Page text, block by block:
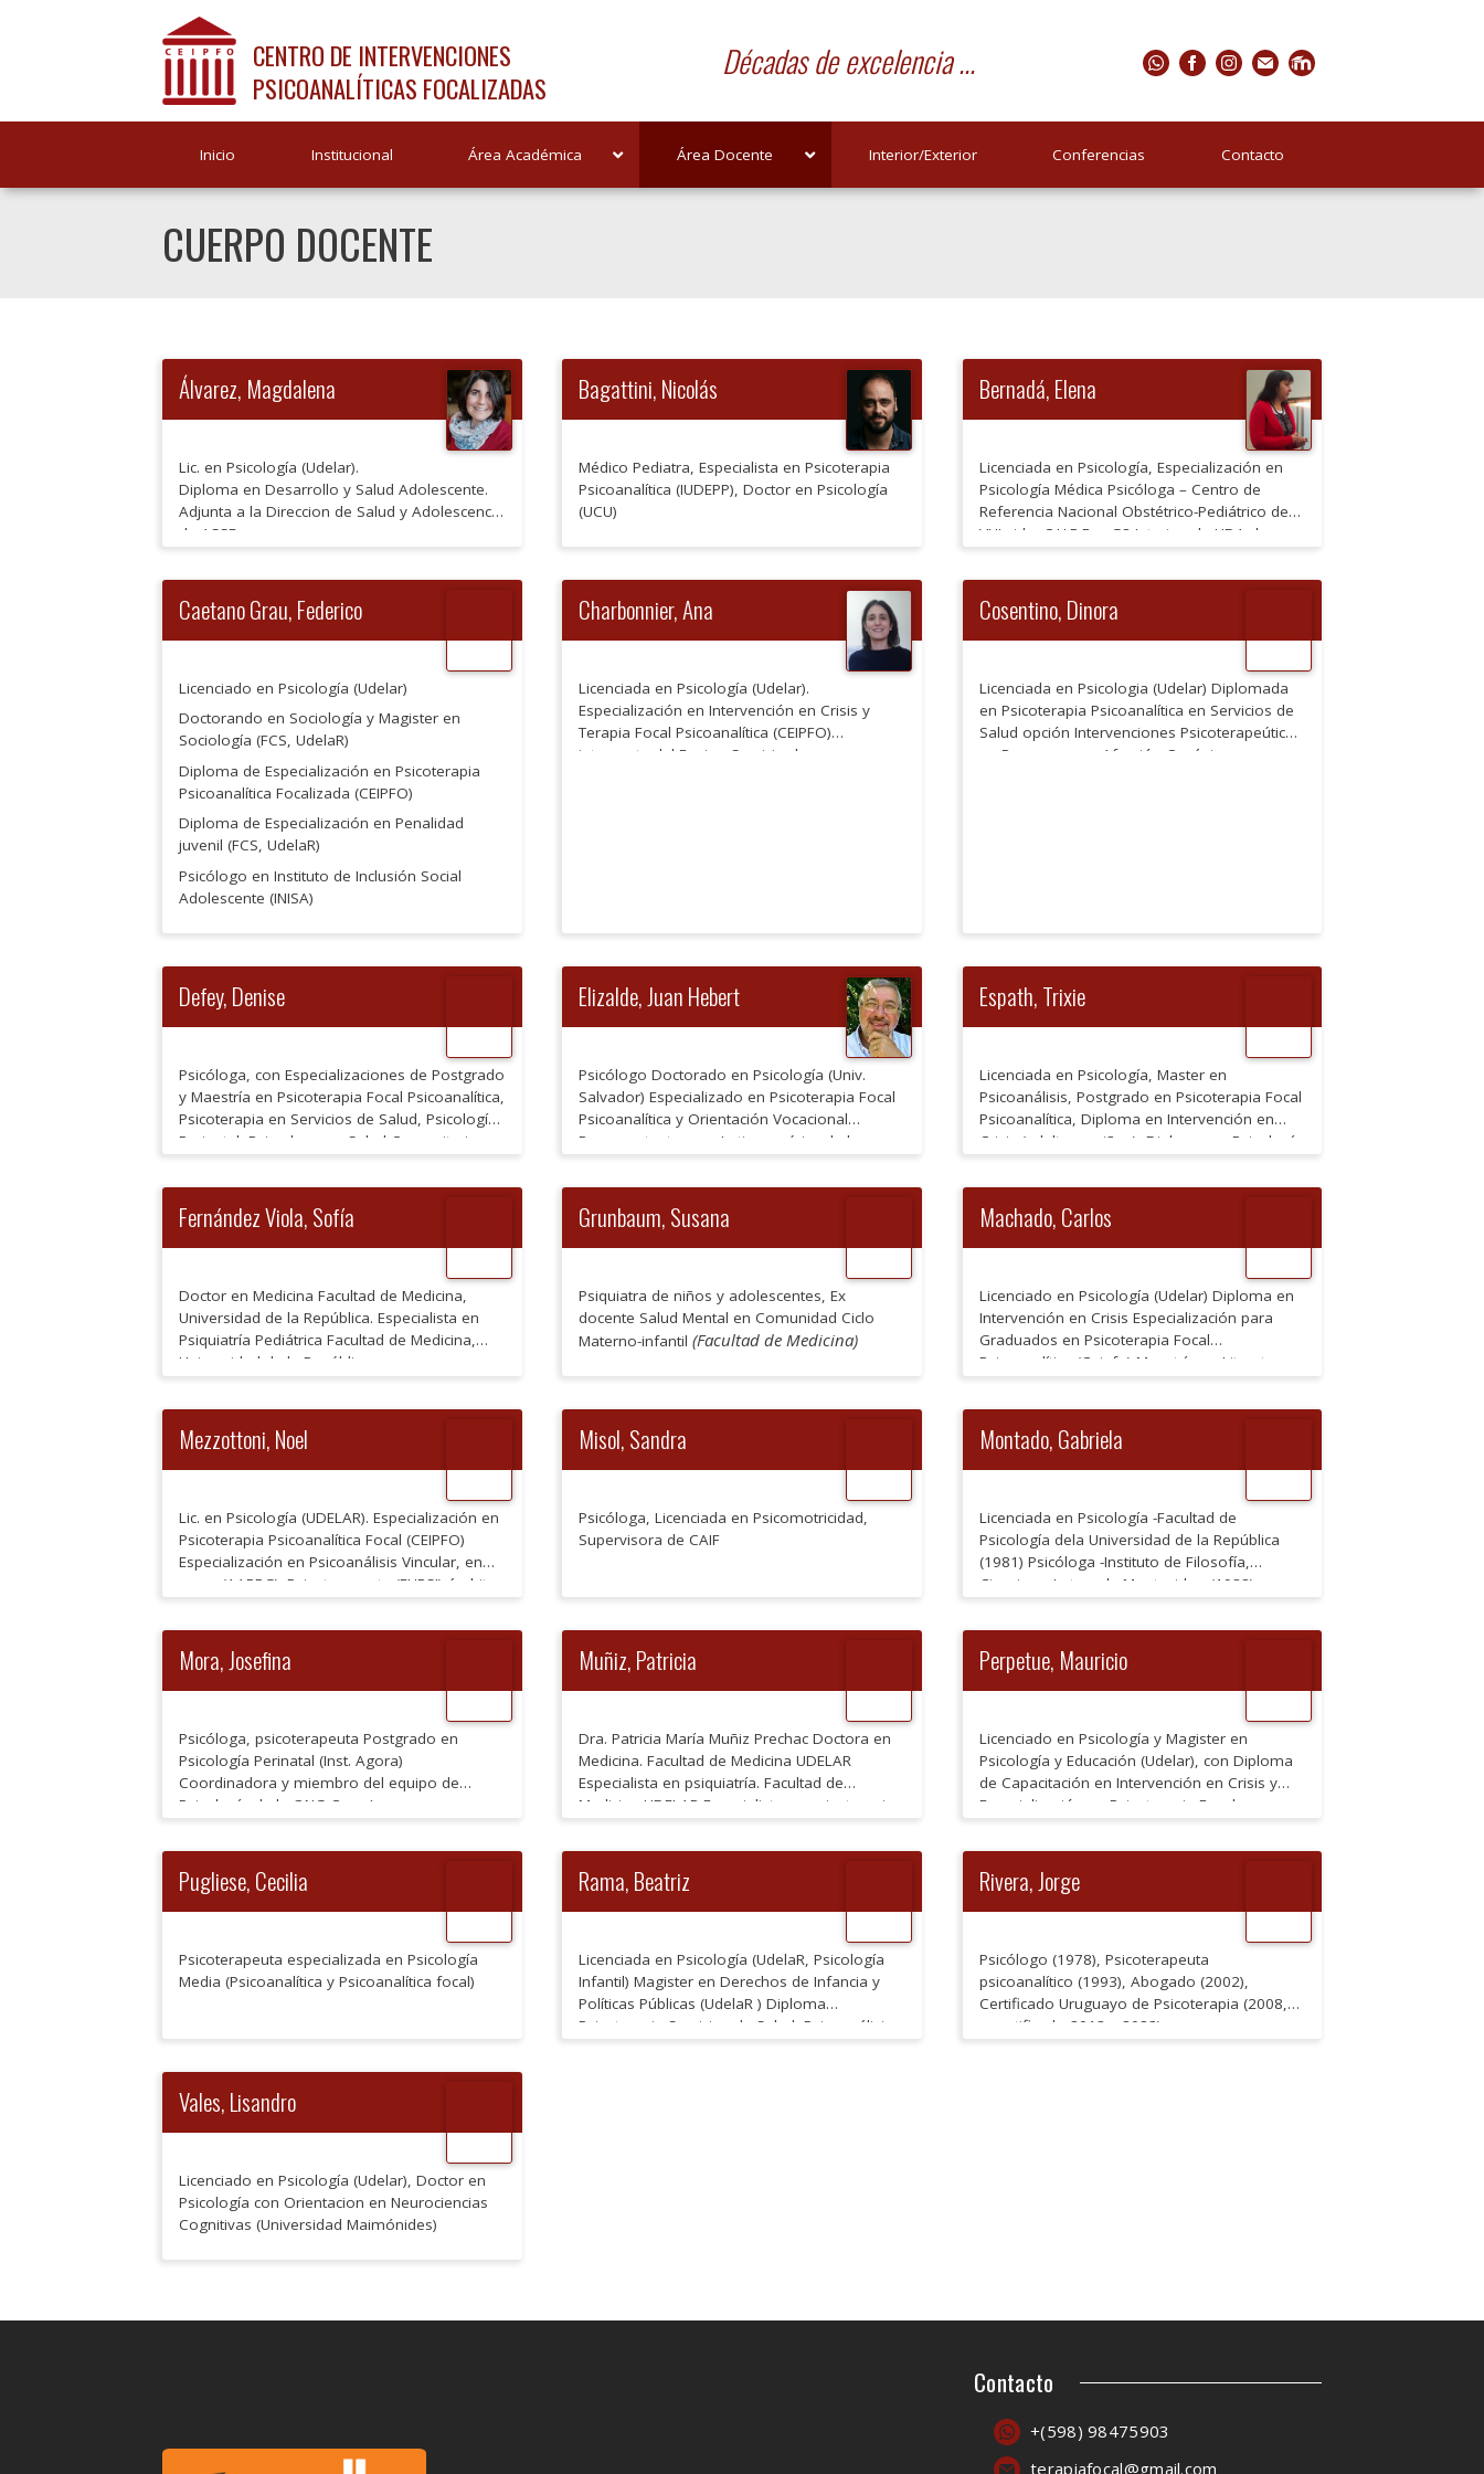
CENTRO DE INTERVENCIONES
PSICOANALÍTICAS FOCALIZADAS
Décadas de excelencia ...
Inicio Institucional Área Académica Área Docente Interior/Exterior Conferencias Contacto
CUERPO DOCENTE
Álvarez, Magdalena
Lic. en Psicología (Udelar).
Diploma en Desarrollo y Salud Adolescente.
Adjunta a la Direccion de Salud y Adolescencia
de ASSE.
de la Facultad de Medicina.
Ex-docente del Depto de Psicología Medica de
la Facultad de Medicina.
Integrante del Grupo Interdisciplinario de
Integrante del equipo de elaboración de la
Guia de Postvencion en Suicidio de
Adolescentes (Unicef-ASSE)
Bagattini, Nicolás
Médico Pediatra, Especialista en Psicoterapia
Psicoanalítica (IUDEPP), Doctor en Psicología
(UCU)
Bernadá, Elena
Licenciada en Psicología, Especialización en
Psicología Médica Psicóloga – Centro de
Referencia Nacional Obstétrico-Pediátrico de
VHI-sida, C.H.P.R. – G2 Interino de UDA de
Unidad de Gestión de Cuidados Paliativos
Pediátricos, Hospital Británico.
Caetano Grau, Federico
Licenciado en Psicología (Udelar)
Doctorando en Sociología y Magister en
Sociología (FCS, UdelaR)
Diploma de Especialización en Psicoterapia
Psicoanalítica Focalizada (CEIPFO)
Diploma de Especialización en Penalidad
juvenil (FCS, UdelaR)
Psicólogo en Instituto de Inclusión Social
Adolescente (INISA)
Charbonnier, Ana
Licenciada en Psicología (Udelar).
Especialización en Intervención en Crisis y
Terapia Focal Psicoanalítica (CEIPFO)
integrante del Equipo Servicio de
Cosentino, Dinora
Licenciada en Psicologia (Udelar) Diplomada
en Psicoterapia Psicoanalítica en Servicios de
Salud opción Intervenciones Psicoterapeúticas
en Personas con Afección Orgánica y en
Defey, Denise
Psicóloga, con Especializaciones de Postgrado
y Maestría en Psicoterapia Focal Psicoanalítica,
Psicoterapia en Servicios de Salud, Psicología
Perinatal, Psicodrama y Salud Comunitaria
Elizalde, Juan Hebert
Psicólogo Doctorado en Psicología (Univ.
Salvador) Especializado en Psicoterapia Focal
Psicoanalítica y Orientación Vocacional
Representante para Latinoamérica de la
Titular a cargo de la formación en Orientación
Vocacional en la Universidad Católica Asesor
del INJU en la misma temática Psicoterapeuta
y supervisor Co-fundador y docente de Agora
Espath, Trixie
Licenciada en Psicología, Master en
Psicoanálisis, Postgrado en Psicoterapia Focal
Psicoanalítica, Diploma en Intervención en
Crisis (adultos y niños), Diploma en Psicología
Fernández Viola, Sofía
Doctor en Medicina Facultad de Medicina,
Universidad de la República. Especialista en
Psiquiatría Pediátrica Facultad de Medicina,
Universidad de la República.
Grunbaum, Susana
Psiquiatra de niños y adolescentes, Ex
docente Salud Mental en Comunidad Ciclo
Materno-infantil(Facultad de Medicina)
Machado, Carlos
Licenciado en Psicología (Udelar) Diploma en
Intervención en Crisis Especialización para
Graduados en Psicoterapia Focal
Psicoanalítica (Ceipfo) Maestría en Literatura
Psicoterapeuta de orientación psicoanalítica
Docente de UdelaR (Desarrollo Integral en
Salud, Desarrollo Sustentable), Ceipfo
(Psicoanálisis), Instituto de Formación Docente
(Familia y contrato socio-educativo) Ha
trabajado en instituciones comunitarias (CAIF)
y […]
Mezzottoni, Noel
Lic. en Psicología (UDELAR). Especialización en
Psicoterapia Psicoanalítica Focal (CEIPFO)
Especialización en Psicoanálisis Vincular, en
curso (AAPPG). Psicoterapeuta (FUPSI) ámbito
entrevistas de recepción de pacientes,
Coordinadora Adjunta y Coordinadora de
prácticas clínicas (CEIPFO)
Misol, Sandra
Psicóloga, Licenciada en Psicomotricidad,
Supervisora de CAIF
Montado, Gabriela
Licenciada en Psicología -Facultad de
Psicología dela Universidad de la República
(1981) Psicóloga -Instituto de Filosofía,
Ciencias y Letras de Montevideo (1982)
Uruguaya de Psicoterapia Psicoanalítica (1995)
Certificado Uruguayo de Psicoterapia en
Psicoterapia Psicoanalítica – Federación
Uruguaya de Psicoterapia (2008) Certificado
Federación Latinoamericana de Psicoterapia
con el aval […]
Mora, Josefina
Psicóloga, psicoterapeuta Postgrado en
Psicología Perinatal (Inst. Agora)
Coordinadora y miembro del equipo de
Psicología de la ONG Casa Lunas
situación de Calle Extrema (INAU-MIDES-BID)
Co autora de publicaciones sobre
Maternidad/Paternidad en la Adolescencia
Docente y supervisora clínica de la
Psicoanalítica Referente de Salud Menta […]
Muñiz, Patricia
Dra. Patricia María Muñiz Prechac Doctora en
Medicina. Facultad de Medicina UDELAR
Especialista en psiquiatría. Facultad de
Medicina UDELAR Especialista en psicoterapia
Sociedad de Psiquiatra Biológica del Uruguay
Médico psiquiatra Unidad de Insuficiencia
Cardiaca del Hospital de Clínicas (UMIC)
Perpetue, Mauricio
Licenciado en Psicología y Magister en
Psicología y Educación (Udelar), con Diploma
de Capacitación en Intervención en Crisis y
Especialización en Psicoterapia Focal
Psicotraumatología (Ceptra). Profesor de
Historia (Instituto Artigas)
Pugliese, Cecilia
Psicoterapeuta especializada en Psicología
Media (Psicoanalítica y Psicoanalítica focal)
Rama, Beatriz
Licenciada en Psicología (UdelaR, Psicología
Infantil) Magister en Derechos de Infancia y
Políticas Públicas (UdelaR ) Diploma
Psicoterapia Servicios de Salud, Psicoanálisis
Rivera, Jorge
Psicólogo (1978), Psicoterapeuta
psicoanalítico (1993), Abogado (2002),
Certificado Uruguayo de Psicoterapia (2008,
recertificado 2013 y 2022)
Vales, Lisandro
Licenciado en Psicología (Udelar), Doctor en
Psicología con Orientacion en Neurociencias
Cognitivas (Universidad Maimónides)
Contacto
+(598) 98475903
terapiafocal@gmail.com